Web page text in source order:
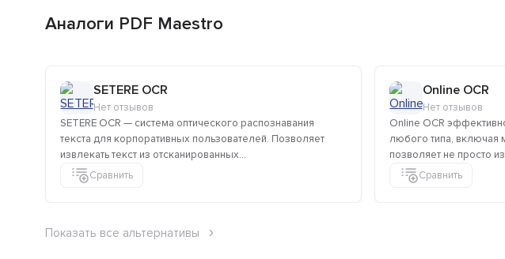
Аналоги PDF Maestro
SETERE OCR
Нет отзывов
SETERE OCR — система оптического распознавания
текста для корпоративных пользователей. Позволяет
извлекать текст из отсканированных...
Сравнить
Online OCR
Нет отзывов
Online OCR
любого типа, включая
позволяет не просто
Сравнить
Показать все альтернативы